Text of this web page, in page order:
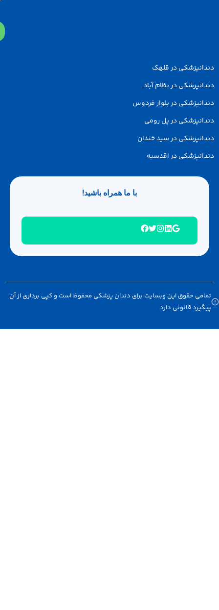
در قلهک
در نظام آباد
در بلوار فردوس
در پل رومی
در سید خندان
در اقدسیه
با ما همراه باشید!
حقوق این وبسایت برای دندان پزشکی محفوظ است و کپی برداری از آن
قانونی دارد